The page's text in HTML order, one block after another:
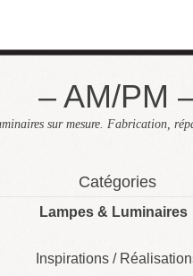
– AM/PM
sur mesure. Fabrication,
Catégories
Lampes & Luminaires
Inspirations /